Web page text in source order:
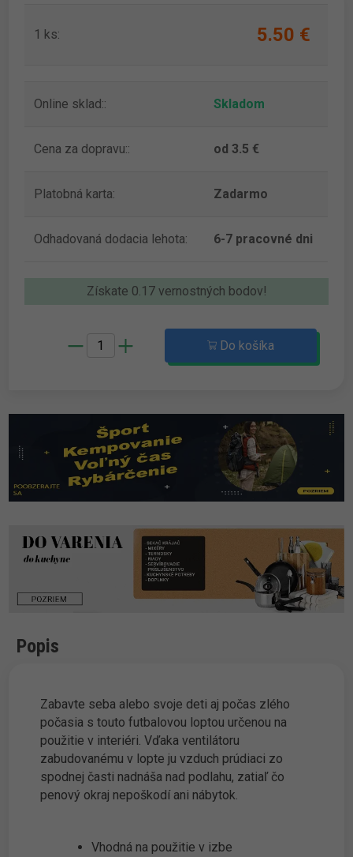
1 ks: 5.50 ‎€
Online sklad:: Skladom
Cena za dopravu:: od 3.5 €
Platobná karta: Zadarmo
Odhadovaná dodacia lehota: 6-7 pracovné dni
Získate 0.17 vernostných bodov!
Do košíka
Popis
Zabavte seba alebo svoje deti aj počas zlého
počasia s touto futbalovou loptou určenou na
použitie v interiéri. Vďaka ventilátoru
zabudovanému v lopte ju vzduch prúdiaci zo
spodnej časti nadnáša nad podlahu, zatiaľ čo
penový okraj nepoškodí ani nábytok.
Vhodná na použitie v izbe